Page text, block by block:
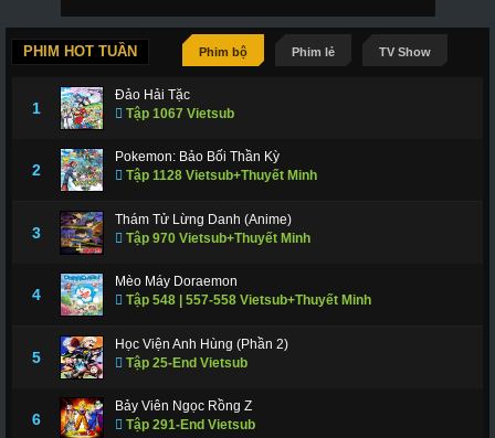
PHIM HOT TUẦN Phim bộ Phim lẻ TV Show
1
Đảo Hải Tặc
Tập 1067 Vietsub
2
Pokemon: Bảo Bối Thần Kỳ
Tập 1128 Vietsub+Thuyết Minh
3
Thám Tử Lừng Danh (Anime)
Tập 970 Vietsub+Thuyết Minh
4
Mèo Máy Doraemon
Tập 548 | 557-558 Vietsub+Thuyết Minh
5
Học Viện Anh Hùng (Phần 2)
Tập 25-End Vietsub
6
Bảy Viên Ngọc Rồng Z
Tập 291-End Vietsub